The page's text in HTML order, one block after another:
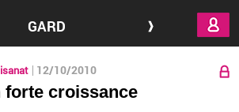
GARD
12/10/2010
forte croissance